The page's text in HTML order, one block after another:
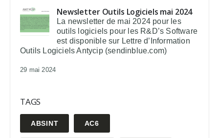
Newsletter Outils Logiciels mai 2024
La newsletter de mai 2024 pour les
outils logiciels pour les R&D’s Software
est disponible sur Lettre d’Information
Outils Logiciels Antycip (sendinblue.com)
29 mai 2024
TAGS
ABSINT AC6